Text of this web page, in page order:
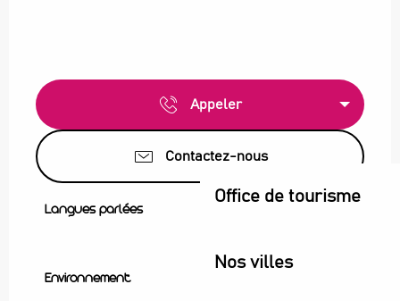
Office de tourisme
Nos villes
Appeler
Contactez-nous
Langues parlées
Langues parlées
Environnement
Environnement